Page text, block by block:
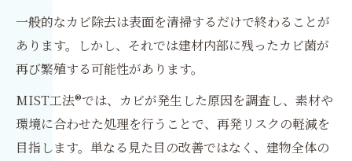
一般的なカビ除去は表面を清掃するだけで終わることが
あります。しかし、それでは建材内部に残ったカビ菌が
再び繁殖する可能性があります。
MIST工法®では、カビが発生した原因を調査し、素材や
環境に合わせた処理を行うことで、再発リスクの軽減を
目指します。単なる見た目の改善ではなく、建物全体の